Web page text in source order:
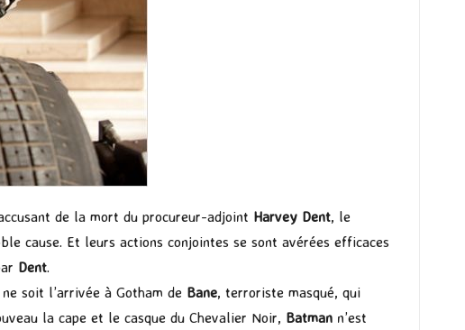
de la mort du procureur-adjoint Harvey Dent, le
cause. Et leurs actions conjointes se sont avérées efficaces
Dent.
soit l’arrivée à Gotham de Bane, terroriste masqué, qui
la cape et le casque du Chevalier Noir, Batman n’est